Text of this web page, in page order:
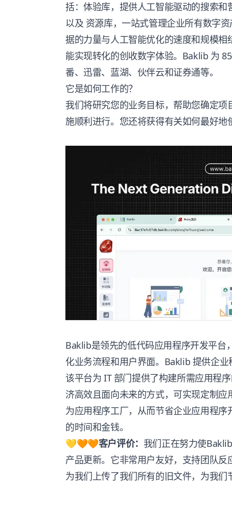
括：体验库，提供人工智能驱动的搜索和
以及 资源库，一站式管理企业所有数字
据的力量与人工智能优化的速度和规模
能实现转化的创收数字体验。Baklib 为
番、迅雷、蓝湖、伙伴云和证券通等。
它是如何工作的？
我们将研究您的业务目标，帮助您确定
施顺利进行。您还将获得有关如何最好地
Baklib是领先的低代码应用程序开发平台
化业务流程和用户界面。 Baklib 提供企业
该平台为 IT 部门提供了构建所需应用程序
济高效且面向未来的方式，可实现定制
为应用程序工厂，从而节省企业应用程
的时间和金钱。
💛🧡🧡客户评价： 我们正在努力使Baklib
产品更新。它非常用户友好，支持团队
为我们上传了我们所有的旧文件，为我们